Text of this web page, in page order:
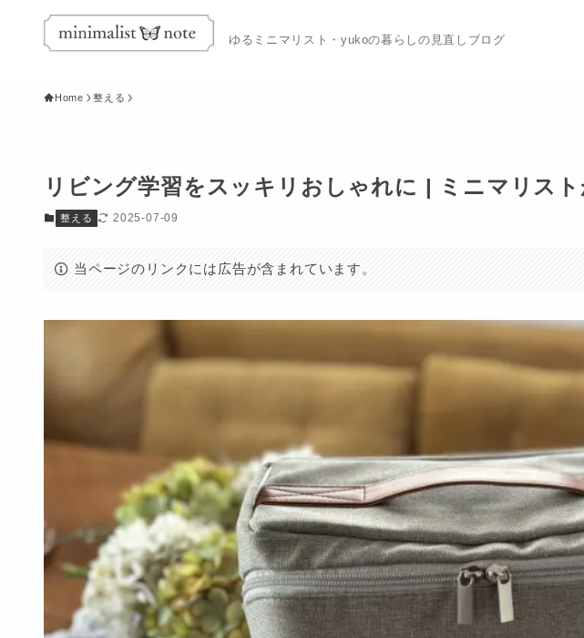
ゆるミニマリスト・yukoの暮らしの見直しブログ
Home 整える
リビング学習をスッキリおしゃれに | ミニマリス
整える 2025-07-09
当ページのリンクには広告が含まれています。